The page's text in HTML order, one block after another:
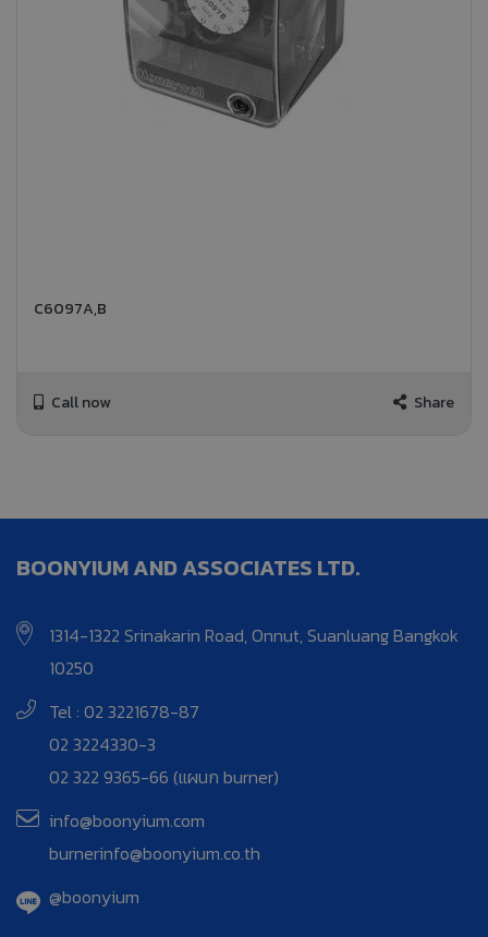
C6097A,B
Call now Share
BOONYIUM AND ASSOCIATES LTD.
1314-1322 Srinakarin Road, Onnut, Suanluang Bangkok
10250
Tel : 02 3221678-87
02 3224330-3
02 322 9365-66 (แผนก burner)
info@boonyium.com
burnerinfo@boonyium.co.th
@boonyium